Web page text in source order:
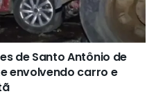
de Santo Antônio de
envolvendo carro e